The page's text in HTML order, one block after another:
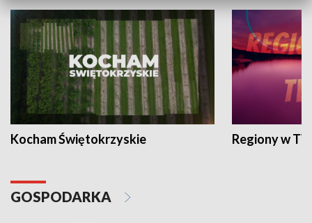
Kocham Świętokrzyskie Regiony w
GOSPODARKA